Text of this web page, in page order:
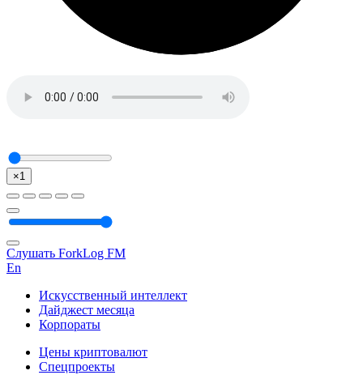
×1
Слушать ForkLog FM
En
Искусственный интеллект
Дайджест месяца
Корпораты
Цены криптовалют
Спецпроекты